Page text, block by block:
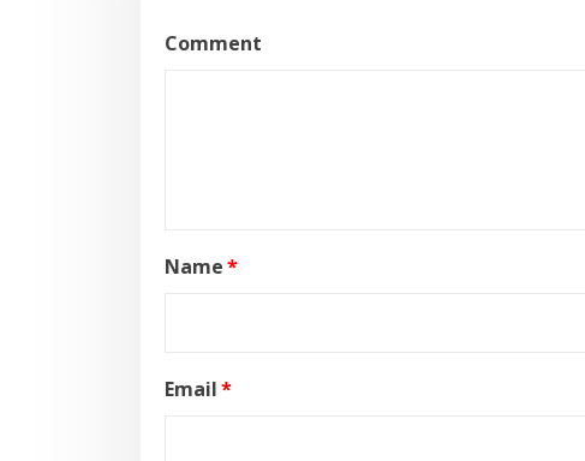
Comment
Name*
Email*